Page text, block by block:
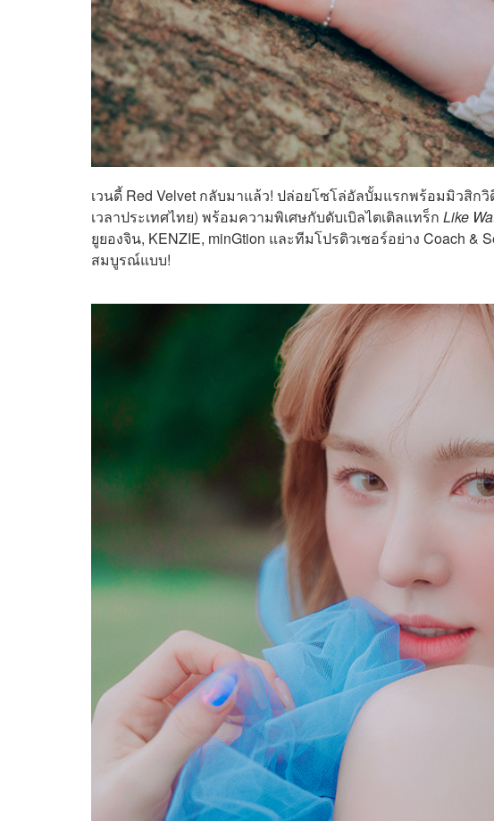
เวนดี้ Red Velvet กลับมาแล้ว! ปล่อยโซโล่อัลบั้มแรกพร้อมมิวสิกวิ
เวลาประเทศไทย) พร้อมความพิเศษกับดับเบิลไตเติลแทร็ก Like
ยูยองจิน, KENZIE, minGtion และทีมโปรดิวเซอร์อย่าง Coach
สมบูรณ์แบบ!